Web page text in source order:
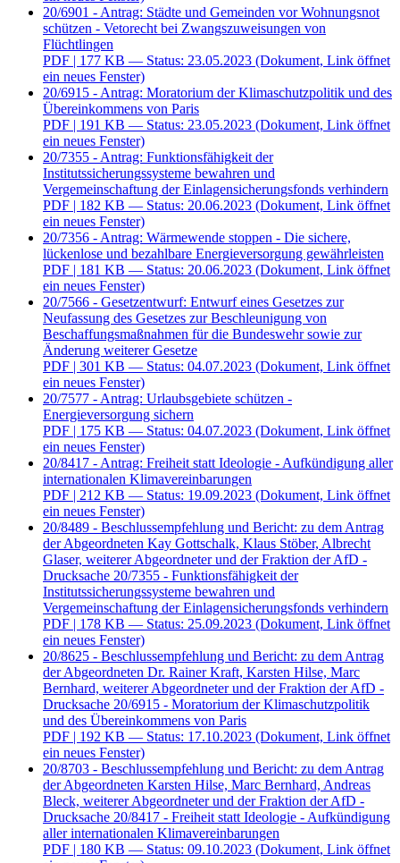
20/6901 - Antrag: Städte und Gemeinden vor Wohnungsnot
schützen - Vetorecht bei Zwangszuweisungen von
Flüchtlingen
PDF | 177 KB — Status: 23.05.2023 (Dokument, Link öffnet
ein neues Fenster)
20/6915 - Antrag: Moratorium der Klimaschutzpolitik und des
Übereinkommens von Paris
PDF | 191 KB — Status: 23.05.2023 (Dokument, Link öffnet
ein neues Fenster)
20/7355 - Antrag: Funktionsfähigkeit der
Institutssicherungssysteme bewahren und
Vergemeinschaftung der Einlagensicherungsfonds verhindern
PDF | 182 KB — Status: 20.06.2023 (Dokument, Link öffnet
ein neues Fenster)
20/7356 - Antrag: Wärmewende stoppen - Die sichere,
lückenlose und bezahlbare Energieversorgung gewährleisten
PDF | 181 KB — Status: 20.06.2023 (Dokument, Link öffnet
ein neues Fenster)
20/7566 - Gesetzentwurf: Entwurf eines Gesetzes zur
Neufassung des Gesetzes zur Beschleunigung von
Beschaffungsmaßnahmen für die Bundeswehr sowie zur
Änderung weiterer Gesetze
PDF | 301 KB — Status: 04.07.2023 (Dokument, Link öffnet
ein neues Fenster)
20/7577 - Antrag: Urlaubsgebiete schützen -
Energieversorgung sichern
PDF | 175 KB — Status: 04.07.2023 (Dokument, Link öffnet
ein neues Fenster)
20/8417 - Antrag: Freiheit statt Ideologie - Aufkündigung aller
internationalen Klimavereinbarungen
PDF | 212 KB — Status: 19.09.2023 (Dokument, Link öffnet
ein neues Fenster)
20/8489 - Beschlussempfehlung und Bericht: zu dem Antrag
der Abgeordneten Kay Gottschalk, Klaus Stöber, Albrecht
Glaser, weiterer Abgeordneter und der Fraktion der AfD -
Drucksache 20/7355 - Funktionsfähigkeit der
Institutssicherungssysteme bewahren und
Vergemeinschaftung der Einlagensicherungsfonds verhindern
PDF | 178 KB — Status: 25.09.2023 (Dokument, Link öffnet
ein neues Fenster)
20/8625 - Beschlussempfehlung und Bericht: zu dem Antrag
der Abgeordneten Dr. Rainer Kraft, Karsten Hilse, Marc
Bernhard, weiterer Abgeordneter und der Fraktion der AfD -
Drucksache 20/6915 - Moratorium der Klimaschutzpolitik
und des Übereinkommens von Paris
PDF | 192 KB — Status: 17.10.2023 (Dokument, Link öffnet
ein neues Fenster)
20/8703 - Beschlussempfehlung und Bericht: zu dem Antrag
der Abgeordneten Karsten Hilse, Marc Bernhard, Andreas
Bleck, weiterer Abgeordneter und der Fraktion der AfD -
Drucksache 20/8417 - Freiheit statt Ideologie - Aufkündigung
aller internationalen Klimavereinbarungen
PDF | 180 KB — Status: 09.10.2023 (Dokument, Link öffnet